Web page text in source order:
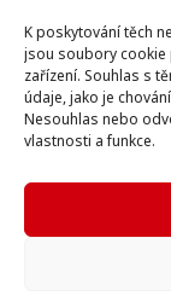
K poskytování těch
jsou soubory cookie
zařízení. Souhlas s
údaje, jako je
Nesouhlas nebo
vlastnosti a funkce.
Formulář -
Odstoupení od
Všechna práva